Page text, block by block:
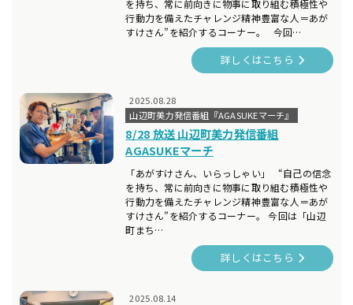
を持ち、常に前向きに物事に取り組む積極性や
行動力を備えたチャレンジ精神豊富な人＝あが
すけさん”を紹介するコーナー。 今回…
詳しくはこちら
2025.08.28
山辺町美力発信番組『AGASUKEマーチ』
8/28 放送 山辺町美力発信番組
AGASUKEマーチ
「あがすけさん、いらっしゃい」 “自己の信念
を持ち、常に前向きに物事に取り組む積極性や
行動力を備えたチャレンジ精神豊富な人＝あが
すけさん”を紹介するコーナー。 今回は「山辺
町まち…
詳しくはこちら
2025.08.14